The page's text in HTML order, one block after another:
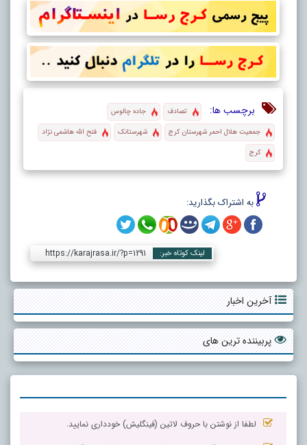
برچسب ها: تصادف
جاده چالوس
جمعیت هلال احمر شهرستان کرج
شهرستانک
فتح الله هاشمی نژاد
کرج
به اشتراک بگذارید:
لینک کوتاه خبر: https://karajrasa.ir/?p=1291
آخرین اخبار
پربیننده ترین های
لطفا از نوشتن با حروف لاتین (فینگلیش) خودداری نمایید.